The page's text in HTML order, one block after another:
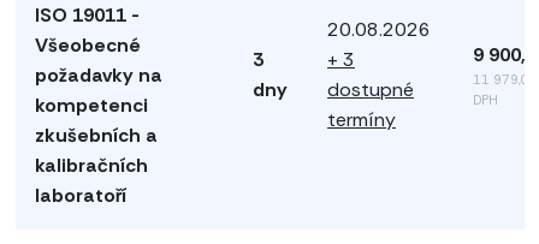
ISO 19011 -
Všeobecné
požadavky na
kompetenci
zkušebních a
kalibračních
laboratoří
3
dny
20.08.2026
+ 3
dostupné
termíny
9
11
DPH